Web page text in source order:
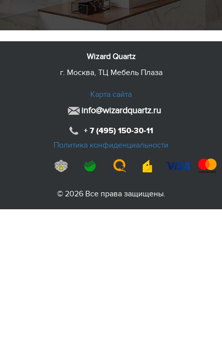
Wizard Quartz
г. Москва, ТЦ Мебель Плаза
Карта сайта
info@wizardquartz.ru
+ 7 (495) 150-30-11
Политика конфиденциальности
© 2026 Все права защищены.